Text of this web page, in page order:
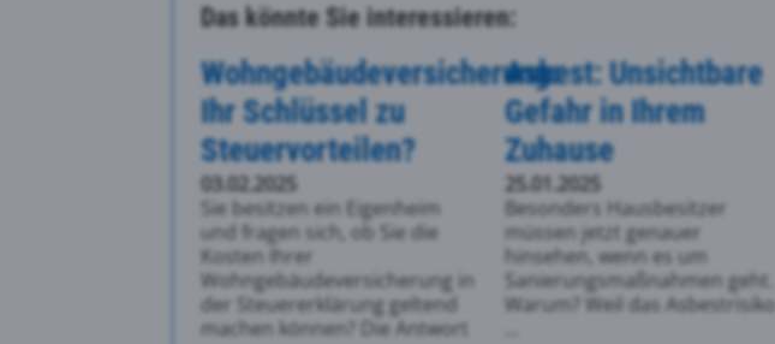
Das könnte Sie interessieren:
Wohngebäudeversicherung:
Ihr Schlüssel zu
Steuervorteilen?
03.02.2025
Sie besitzen ein Eigenheim
und fragen sich, ob Sie die
Kosten Ihrer
Wohngebäudeversicherung in
der Steuererklärung geltend
machen können? Die Antwort
Asbest: Unsichtbare
Gefahr in Ihrem
Zuhause
25.01.2025
Besonders Hausbesitzer
müssen jetzt genauer
hinsehen, wenn es um
Sanierungsmaßnahmen geht.
Warum? Weil das Asbestrisiko